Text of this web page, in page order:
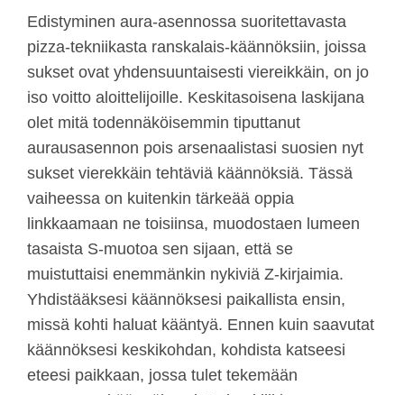
Edistyminen aura-asennossa suoritettavasta
pizza-tekniikasta ranskalais-käännöksiin, joissa
sukset ovat yhdensuuntaisesti viereikkäin, on jo
iso voitto aloittelijoille. Keskitasoisena laskijana
olet mitä todennäköisemmin tiputtanut
aurausasennon pois arsenaalistasi suosien nyt
sukset vierekkäin tehtäviä käännöksiä. Tässä
vaiheessa on kuitenkin tärkeää oppia
linkkaamaan ne toisiinsa, muodostaen lumeen
tasaista S-muotoa sen sijaan, että se
muistuttaisi enemmänkin nykiviä Z-kirjaimia.
Yhdistääksesi käännöksesi paikallista ensin,
missä kohti haluat kääntyä. Ennen kuin saavutat
käännöksesi keskikohdan, kohdista katseesi
eteesi paikkaan, jossa tulet tekemään